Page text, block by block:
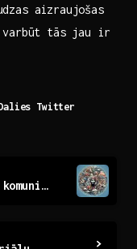
aizraujošas
varbūt⁢ tās ‍jau ir
Twitter
Preses relīzes: Mūsdienu komunikācijas pamats un nozīme